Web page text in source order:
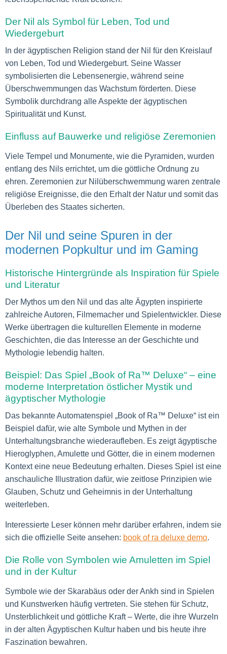
Der Nil als Symbol für Leben, Tod und
Wiedergeburt
In der ägyptischen Religion stand der Nil für den Kreislauf
von Leben, Tod und Wiedergeburt. Seine Wasser
symbolisierten die Lebensenergie, während seine
Überschwemmungen das Wachstum förderten. Diese
Symbolik durchdrang alle Aspekte der ägyptischen
Spiritualität und Kunst.
Einfluss auf Bauwerke und religiöse Zeremonien
Viele Tempel und Monumente, wie die Pyramiden, wurden
entlang des Nils errichtet, um die göttliche Ordnung zu
ehren. Zeremonien zur Nilüberschwemmung waren zentrale
religiöse Ereignisse, die den Erhalt der Natur und somit das
Überleben des Staates sicherten.
Der Nil und seine Spuren in der
modernen Popkultur und im Gaming
Historische Hintergründe als Inspiration für Spiele
und Literatur
Der Mythos um den Nil und das alte Ägypten inspirierte
zahlreiche Autoren, Filmemacher und Spielentwickler. Diese
Werke übertragen die kulturellen Elemente in moderne
Geschichten, die das Interesse an der Geschichte und
Mythologie lebendig halten.
Beispiel: Das Spiel „Book of Ra™ Deluxe“ – eine
moderne Interpretation östlicher Mystik und
ägyptischer Mythologie
Das bekannte Automatenspiel „Book of Ra™ Deluxe“ ist ein
Beispiel dafür, wie alte Symbole und Mythen in der
Unterhaltungsbranche wiederaufleben. Es zeigt ägyptische
Hieroglyphen, Amulette und Götter, die in einem modernen
Kontext eine neue Bedeutung erhalten. Dieses Spiel ist eine
anschauliche Illustration dafür, wie zeitlose Prinzipien wie
Glauben, Schutz und Geheimnis in der Unterhaltung
weiterleben.
Interessierte Leser können mehr darüber erfahren, indem sie
sich die offizielle Seite ansehen: book of ra deluxe demo.
Die Rolle von Symbolen wie Amuletten im Spiel
und in der Kultur
Symbole wie der Skarabäus oder der Ankh sind in Spielen
und Kunstwerken häufig vertreten. Sie stehen für Schutz,
Unsterblichkeit und göttliche Kraft – Werte, die ihre Wurzeln
in der alten Ägyptischen Kultur haben und bis heute ihre
Faszination bewahren.